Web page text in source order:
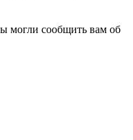
могли сообщить вам об